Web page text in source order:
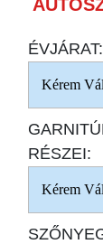
ÉVJÁRAT:
RÉSZEI: